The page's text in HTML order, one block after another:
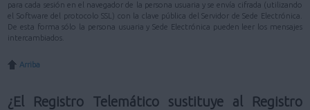
para cada sesión en el navegador de la persona usuaria y se envía cifrada (utilizando
el Software del protocolo SSL) con la clave pública del Servidor de Sede Electrónica.
De esta forma sólo la persona usuaria y Sede Electrónica pueden leer los mensajes
intercambiados.
Arriba
¿El Registro Telemático sustituye al Registro